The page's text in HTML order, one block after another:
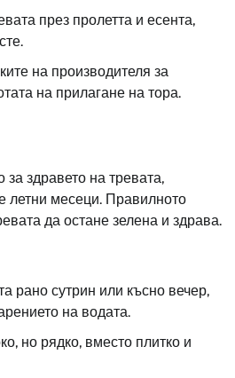
през пролетта и есента,
на производителя за
на прилагане на тора.
здравето на тревата,
летни месеци. Правилното
да остане зелена и здрава.
рано сутрин или късно вечер,
на водата.
но рядко, вместо плитко и